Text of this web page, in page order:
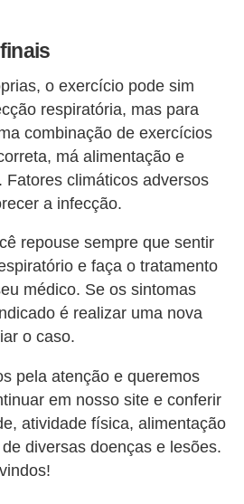
o exercício pode sim
respiratória, mas para
combinação de exercícios
má alimentação e
Fatores climáticos adversos
a infecção.
repouse sempre que sentir
e faça o tratamento
médico. Se os sintomas
é realizar uma nova
o caso.
pela atenção e queremos
em nosso site e conferir
atividade física, alimentação
diversas doenças e lesões.